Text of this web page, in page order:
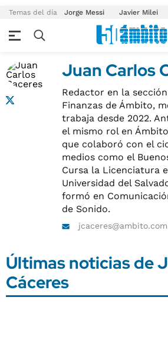
Temas del día Jorge Messi Javier Milei
Juan Carlos
Redactor en la
Finanzas de Ámbito,
trabaja desde 2022.
el mismo rol en
que colaboró con el
medios como el
Cursa la Licenciatura
Universidad del
formó en
de Sonido.
Últimas noticias de
Cáceres